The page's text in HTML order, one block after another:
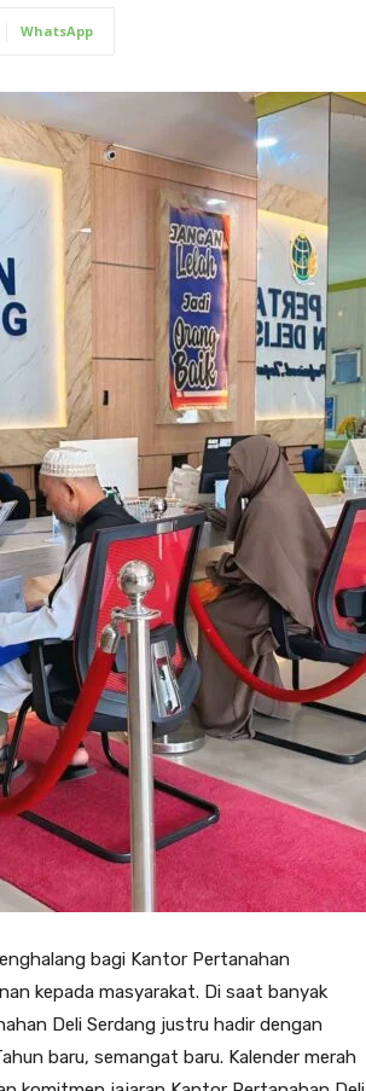
WhatsApp
bagi Kantor Pertanahan
kepada masyarakat. Di saat banyak
Deli Serdang justru hadir dengan
baru, semangat baru. Kalender merah